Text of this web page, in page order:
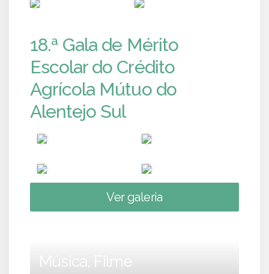
18.ª Gala de Mérito
Escolar do Crédito
Agrícola Mútuo do
Alentejo Sul
Ver galeria
Música, Filme